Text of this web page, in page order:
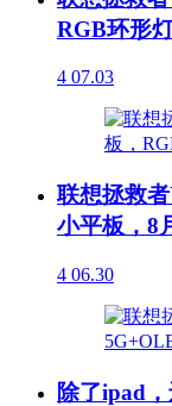
RGB环形
4 07.03
联想拯救
小平板，8
4 06.30
除了ipad